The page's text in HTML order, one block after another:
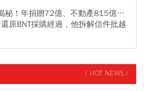
秘！年捐贈72億、不動產815億…
原BNT採購經過，他拆解信件批越
/ HOT NEWS /